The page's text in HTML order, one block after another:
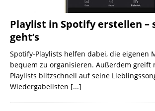
Playlist in Spotify erstellen –
geht’s
Spotify-Playlists helfen dabei, die eigenen
bequem zu organisieren. Außerdem greift
Playlists blitzschnell auf seine
Wiedergabelisten [...]